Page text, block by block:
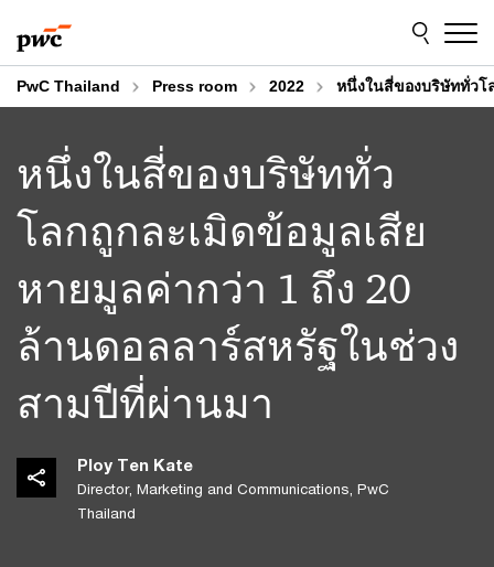
to
content
to
footer
PwC Thailand Press room 2022 หนึ่งในสี่ของบริษัททั่วโ
หนึ่งในสี่ของบริษัททั่ว
โลกถูกละเมิดข้อมูลเสีย
หายมูลค่ากว่า 1 ถึง 20
ล้านดอลลาร์สหรัฐในช่วง
สามปีที่ผ่านมา
Ploy Ten Kate
Director, Marketing and Communications, PwC
Thailand